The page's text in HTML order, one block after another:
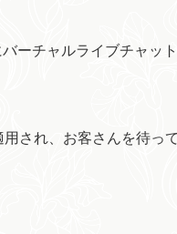
ーチャルライブチャッ
され、お客さんを待っ